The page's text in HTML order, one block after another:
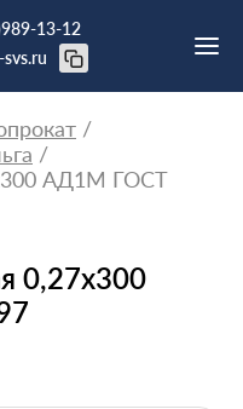
13-12
АД1М ГОСТ
0,27х300